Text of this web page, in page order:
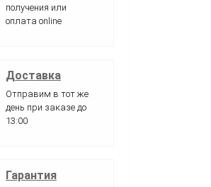
получения или
оплата online
Доставка
Отправим в тот же
день при заказе до
13:00
Гарантия